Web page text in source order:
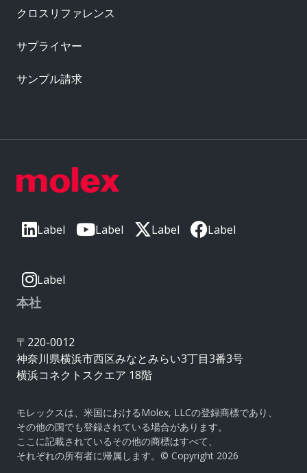
Label Label Label Label
Label
本社
〒220-0012
神奈川県横浜市西区みなとみらい3丁目3番3号
横浜コネクトスクエア 18階
モレックスは、米国におけるMolex, LLCの登録商標であり、
その他の国でも登録されている場合があります。
ここに記載されているその他の商標はすべて、
それぞれの所有者に帰属します。© Copyright 2026
クロスリファレンス
サプライヤー
サンプル請求